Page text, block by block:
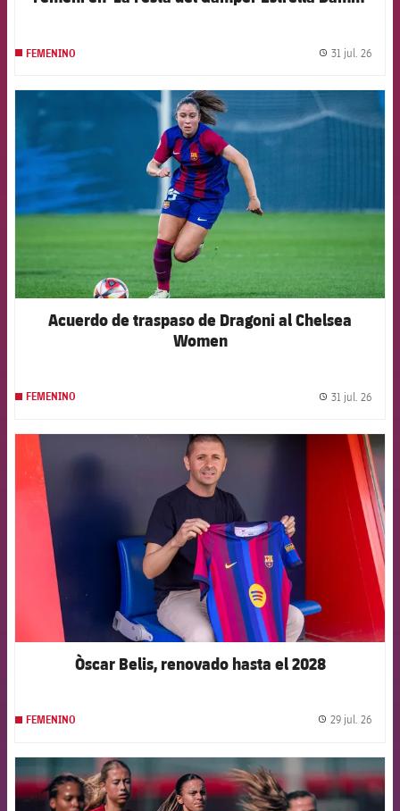
FEMENINO 31 jul. 26
FCB Barcelona badge
Acuerdo de traspaso de Dragoni al Chelsea
Women
FEMENINO 31 jul. 26
FCB Barcelona badge
Òscar Belis, renovado hasta el 2028
FEMENINO 29 jul. 26
FCB Barcelona badge